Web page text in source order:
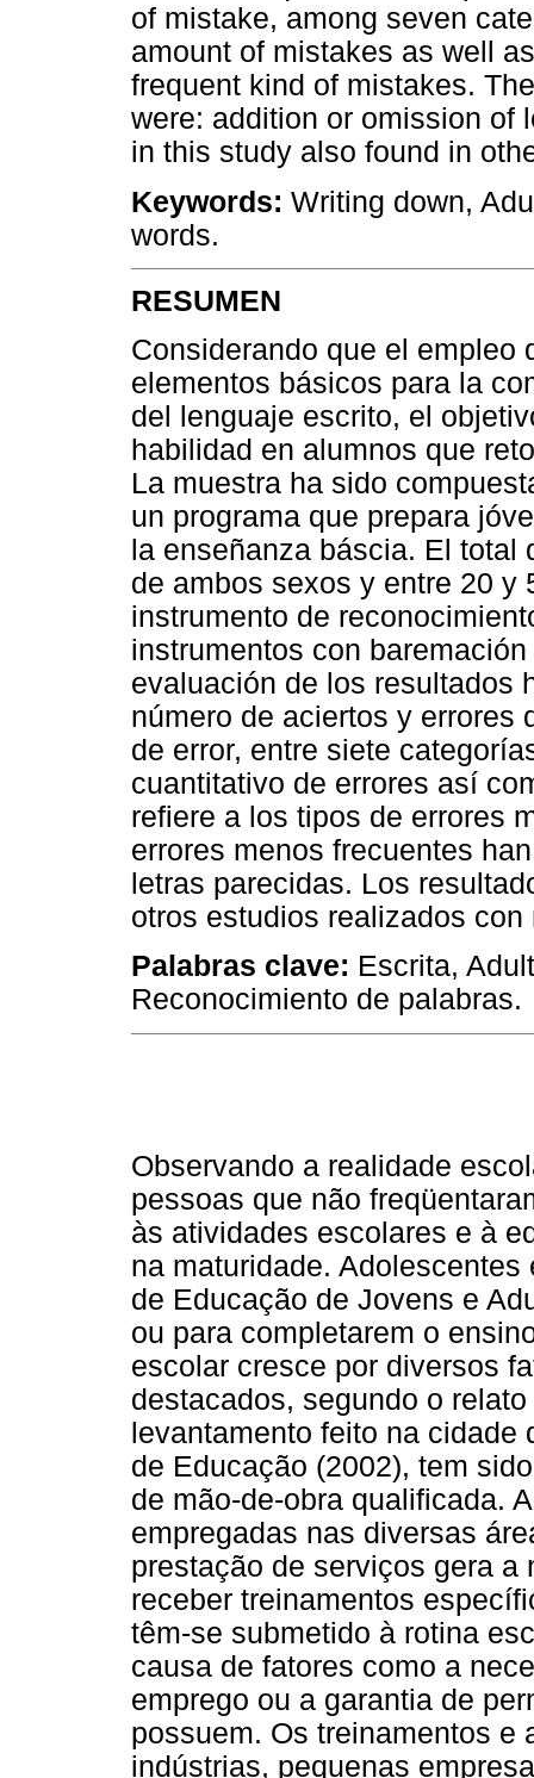
of mistake, among seven
amount of mistakes as well
frequent kind of mistakes.
were: addition or omission of
in this study also found in
Keywords: Writing down,
words.
RESUMEN
Considerando que el empleo
elementos básicos para la
del lenguaje escrito, el
habilidad en alumnos que
La muestra ha sido
un programa que prepara
la enseñanza báscia. El
de ambos sexos y entre 20 y
instrumento de
instrumentos con
evaluación de los resultados
número de aciertos y errores
de error, entre siete
cuantitativo de errores así
refiere a los tipos de errores
errores menos frecuentes
letras parecidas. Los
otros estudios realizados con
Palabras clave: Escrita,
Reconocimiento de palabras.
Observando a realidade
pessoas que não
às atividades escolares e à
na maturidade.
de Educação de Jovens e
ou para completarem o
escolar cresce por diversos
destacados, segundo o
levantamento feito na
de Educação (2002), tem
de mão-de-obra qualificada.
empregadas nas diversas
prestação de serviços gera a
receber treinamentos
têm-se submetido à rotina
causa de fatores como a
emprego ou a garantia de
possuem. Os treinamentos e
indústrias, pequenas